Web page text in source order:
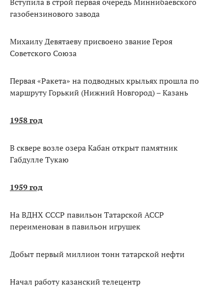
газобензинового завода
Михаилу Девятаеву присвоено звание Героя
Советского Союза
Первая «Ракета» на подводных крыльях прошла по
маршруту Горький (Нижний Новгород) – Казань
1958 год
В сквере возле озера Кабан открыт памятник
Габдулле Тукаю
1959 год
На ВДНХ СССР павильон Татарской АССР
переименован в павильон игрушек
Добыт первый миллион тонн татарской нефти
Начал работу казанский телецентр